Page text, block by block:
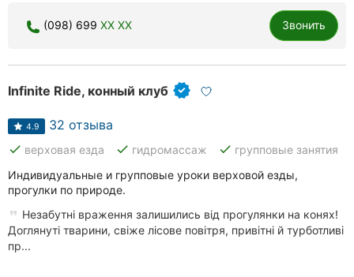
(098) 699 XX XX Звонить
Infinite Ride, конный клуб
4.9 32 отзыва
done верховая езда done гидромассаж done групповые занятия
Индивидуальные и групповые уроки верховой езды,
прогулки по природе.
Незабутні враження залишились від прогулянки на конях!
Доглянуті тварини, свіже лісове повітря, привітні й турботливі
пр...